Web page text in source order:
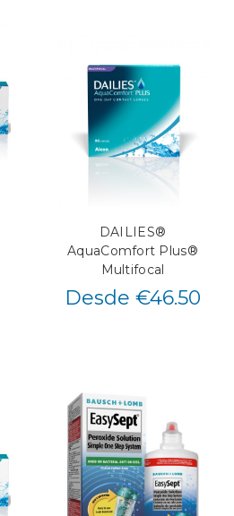
DAILIES®
AquaComfort Plus®
Multifocal
Desde €46.50